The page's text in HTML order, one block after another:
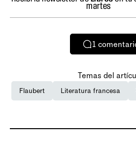
martes
1
Temas del
Flaubert Literatura francesa